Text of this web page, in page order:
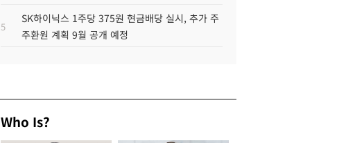
5
SK하이닉스 1주당 375원 현금배당 실시, 추가 주
주환원 계획 9월 공개 예정
Who Is?